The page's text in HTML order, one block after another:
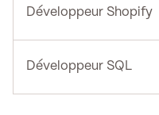
Développeur Shopify
Développeur SQL